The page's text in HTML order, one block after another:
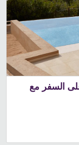
السفر مع